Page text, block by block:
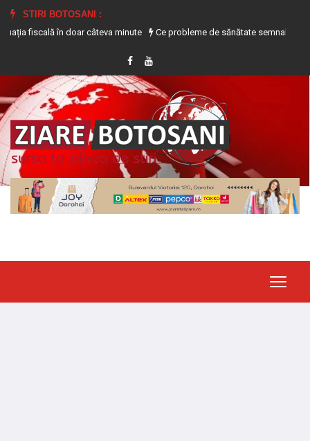
STIRI BOTOSANI :
în doar câteva minute
Ce probleme de sănătate semnalează